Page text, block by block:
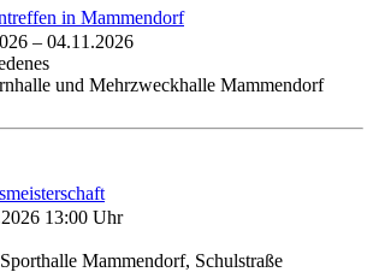
in Mammendorf
– 04.11.2026
und Mehrzweckhalle Mammendorf
13:00 Uhr
Mammendorf, Schulstraße